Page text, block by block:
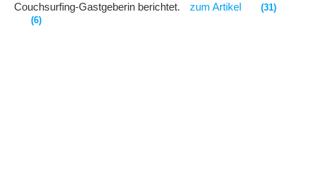
Couchsurfing-Gastgeberin berichtet.
zum Artikel
(31)
(6)